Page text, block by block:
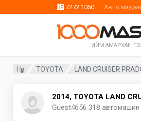
7272 1050 Авто
ИЙМ АМАРХАН ГЭЖ
Нүүр TOYOTA LAND CRUISER
2014, TOYOTA LAND
Guest4656 318 автомашин